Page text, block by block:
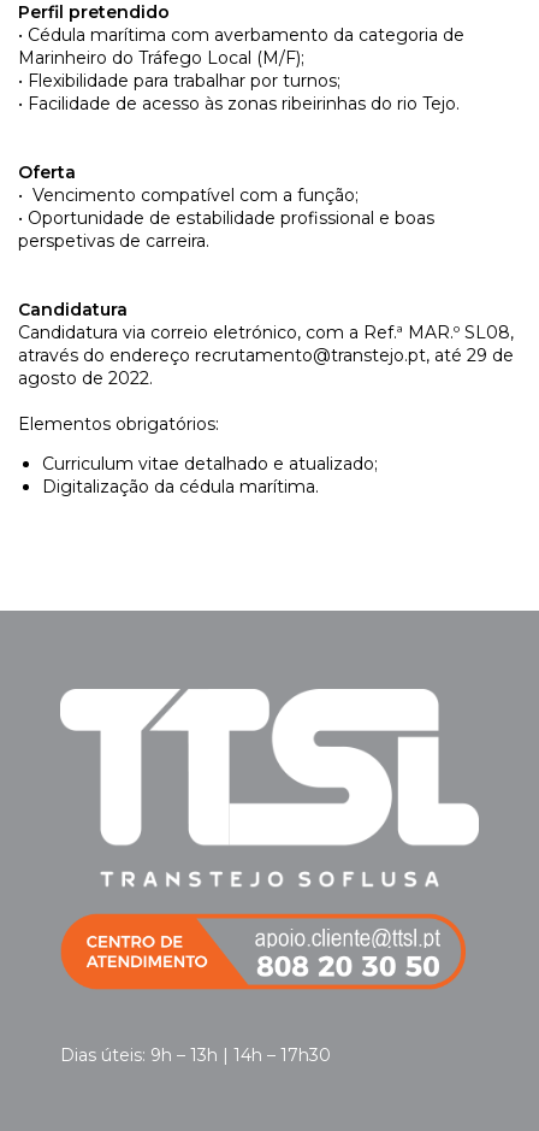
Perfil pretendido
• Cédula marítima com averbamento da categoria de
Marinheiro do Tráfego Local (M/F);
• Flexibilidade para trabalhar por turnos;
• Facilidade de acesso às zonas ribeirinhas do rio Tejo.
Oferta
• Vencimento compatível com a função;
• Oportunidade de estabilidade profissional e boas
perspetivas de carreira.
Candidatura
Candidatura via correio eletrónico, com a Ref.ª MAR.º SL08,
através do endereço recrutamento@transtejo.pt, até 29 de
agosto de 2022.
Elementos obrigatórios:
Curriculum vitae detalhado e atualizado;
Digitalização da cédula marítima.
Dias úteis: 9h – 13h | 14h – 17h30